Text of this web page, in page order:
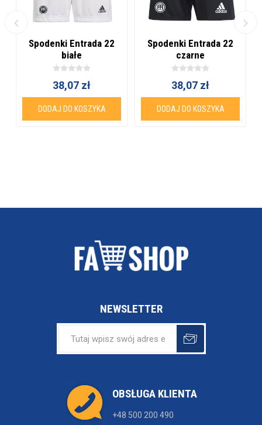
Spodenki Entrada 22
białe
38,07 zł
DODAJ DO KOSZYKA
Spodenki Entrada 22
czarne
38,07 zł
DODAJ DO KOSZYKA
NEWSLETTER
OBSŁUGA KLIENTA
+48 500 200 490